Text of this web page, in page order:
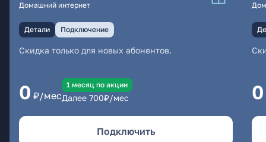
Домашний интернет
Детали Подключение
Скидка только для новых абонентов.
0 ₽/мес
1 месяц по акции
Далее 700₽/мес
Подключить
0